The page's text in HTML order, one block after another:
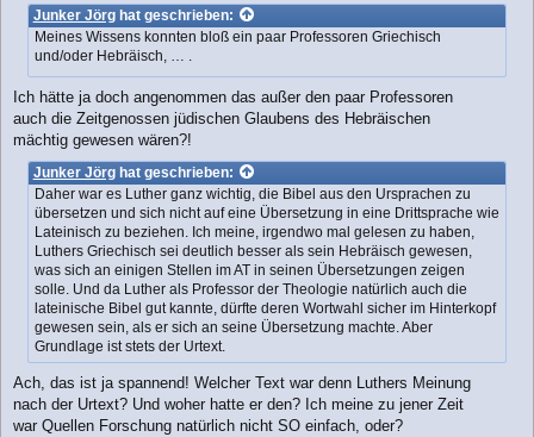
i
t
g
Junker Jörghat geschrieben:
Meines Wissens konnten bloß ein paar Professoren Griechisch
und/oder Hebräisch, … .
Ich hätte ja doch angenommen das außer den paar Professoren
auch die Zeitgenossen jüdischen Glaubens des Hebräischen
mächtig gewesen wären?!
Junker Jörghat geschrieben:
Daher war es Luther ganz wichtig, die Bibel aus den Ursprachen zu
übersetzen und sich nicht auf eine Übersetzung in eine Drittsprache wie
Lateinisch zu beziehen. Ich meine, irgendwo mal gelesen zu haben,
Luthers Griechisch sei deutlich besser als sein Hebräisch gewesen,
was sich an einigen Stellen im AT in seinen Übersetzungen zeigen
solle. Und da Luther als Professor der Theologie natürlich auch die
lateinische Bibel gut kannte, dürfte deren Wortwahl sicher im Hinterkopf
gewesen sein, als er sich an seine Übersetzung machte. Aber
Grundlage ist stets der Urtext.
Ach, das ist ja spannend! Welcher Text war denn Luthers Meinung
nach der Urtext? Und woher hatte er den? Ich meine zu jener Zeit
war Quellen Forschung natürlich nicht SO einfach, oder?